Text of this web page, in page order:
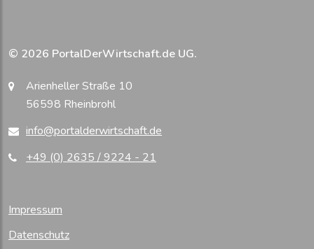
© 2026 PortalDerWirtschaft.de UG.
Arienheller Straße 10
56598 Rheinbrohl
info@portalderwirtschaft.de
+49 (0) 2635 / 9224 - 21
Impressum
Datenschutz